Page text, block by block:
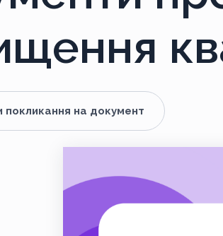
покликання на документ